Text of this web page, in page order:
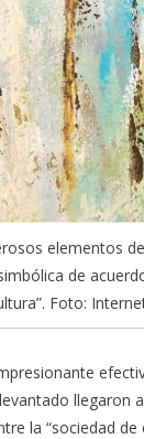
elementos
de
Foto:
llegaron
la “sociedad de